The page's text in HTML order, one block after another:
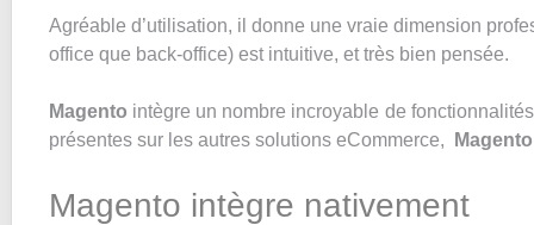
Agréable d’utilisation, il donne une vraie dimension
office que back-office) est intuitive, et très bien pensée.
Magento intègre un nombre incroyable de
présentes sur les autres solutions eCommerce,
Magento
Magento intègre nativement